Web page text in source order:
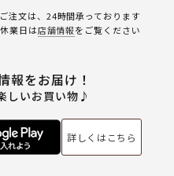
注文は、24時間承っております
業日は店舗情報をご覧ください
報をお届け！
しいお買い物♪
詳しくはこちら